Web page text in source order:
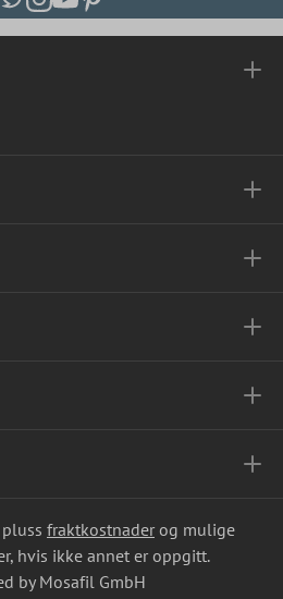
fraktkostnader og mulige
hvis ikke annet er oppgitt.
by Mosafil GmbH